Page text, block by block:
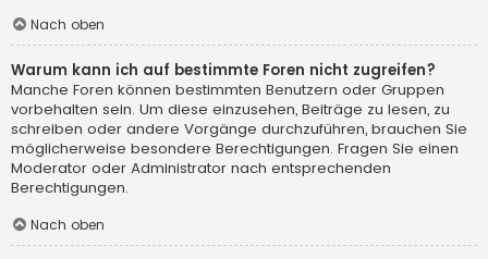
Nach oben
Warum kann ich auf bestimmte Foren nicht zugreifen?
Manche Foren können bestimmten Benutzern oder Gruppen
vorbehalten sein. Um diese einzusehen, Beiträge zu lesen, zu
schreiben oder andere Vorgänge durchzuführen, brauchen Sie
möglicherweise besondere Berechtigungen. Fragen Sie einen
Moderator oder Administrator nach entsprechenden
Berechtigungen.
Nach oben